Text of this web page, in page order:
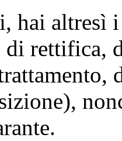
hai
rettifica,